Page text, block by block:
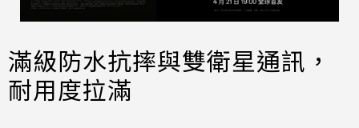
滿級防水抗摔與雙衛星通訊，
耐用度拉滿